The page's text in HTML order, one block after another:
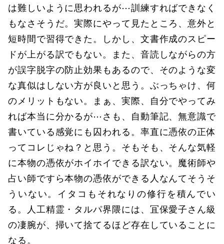
は難しいように思われるが⋯訓練すればできなく
もなさそうだ。実際にやって見たところ、意外と
短時間で習得できた。しかし、文書作成のスピー
ドが上がる訳でもない。また、音読しながらの方
が誤字脱字の防止効果もあるので、そのような変
な真似はしない方が良いと思う。ぶっちゃけ、何
のメリットもない。まぁ、実際、自分でやってみ
れば本当に分かるが⋯さも、自動筆記、無意識で
書いている感覚にも囚われる。率直に憑依の正体
ってコレじゃね？と思う。そもそも、そんな気軽
に本物の憑依がホイホイできる訳ない。魔術師や
占い師ですら本物の憑依ができる人なんてそうそ
ういない。イタコもそれなりの修行を積んでい
る。人工精霊・タルパ界隈には、冝保愛子さん級
の凄腕が、掃いて捨てるほど存在していることに
なる。